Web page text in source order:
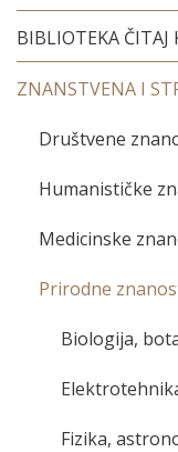
BIBLIOTEKA ČITAJ
ZNANSTVENA I
Društvene
Humanističke
Medicinske
Prirodne
Biologija,
Fizika,